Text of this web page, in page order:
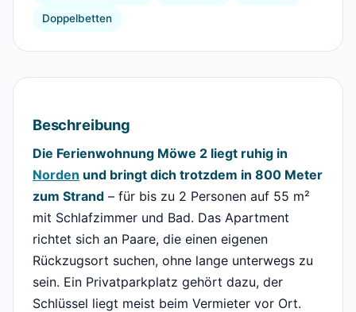
Doppelbetten
Beschreibung
Die Ferienwohnung Möwe 2 liegt ruhig in
Norden und bringt dich trotzdem in 800 Meter
zum Strand – für bis zu 2 Personen auf 55 m²
mit Schlafzimmer und Bad. Das Apartment
richtet sich an Paare, die einen eigenen
Rückzugsort suchen, ohne lange unterwegs zu
sein. Ein Privatparkplatz gehört dazu, der
Schlüssel liegt meist beim Vermieter vor Ort.